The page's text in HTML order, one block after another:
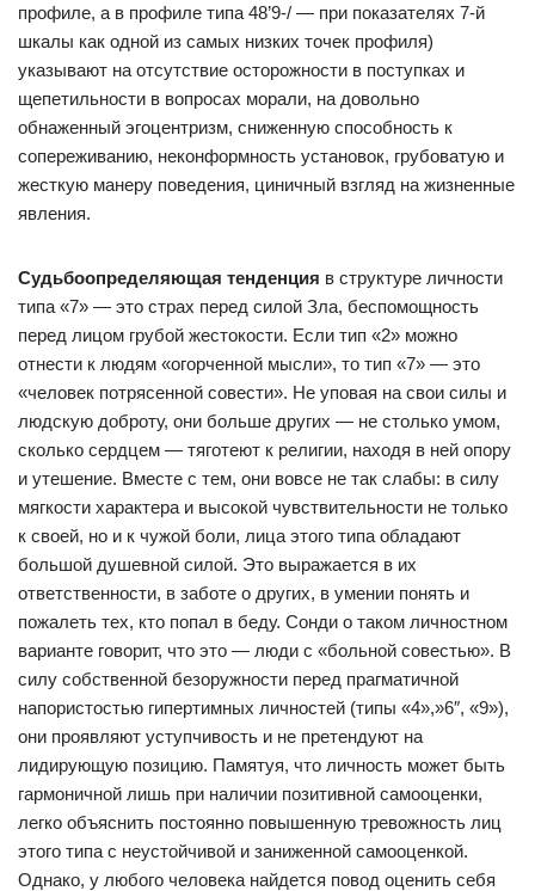
профиле, а в профиле типа 48’9-/ — при показателях 7-й
шкалы как одной из самых низких точек профиля)
указывают на отсутствие осторожности в поступках и
щепетильности в вопросах морали, на довольно
обнаженный эгоцентризм, сниженную способность к
сопереживанию, неконформность установок, грубоватую и
жесткую манеру поведения, циничный взгляд на жизненные
явления.
Судьбоопределяющая тенденция в структуре личности
типа «7» — это страх перед силой Зла, беспомощность
перед лицом грубой жестокости. Если тип «2» можно
отнести к людям «огорченной мысли», то тип «7» — это
«человек потрясенной совести». Не уповая на свои силы и
людскую доброту, они больше других — не столько умом,
сколько сердцем — тяготеют к религии, находя в ней опору
и утешение. Вместе с тем, они вовсе не так слабы: в силу
мягкости характера и высокой чувствительности не только
к своей, но и к чужой боли, лица этого типа обладают
большой душевной силой. Это выражается в их
ответственности, в заботе о других, в умении понять и
пожалеть тех, кто попал в беду. Сонди о таком личностном
варианте говорит, что это — люди с «больной совестью». В
силу собственной безоружности перед прагматичной
напористостью гипертимных личностей (типы «4»,»6″, «9»),
они проявляют уступчивость и не претендуют на
лидирующую позицию. Памятуя, что личность может быть
гармоничной лишь при наличии позитивной самооценки,
легко объяснить постоянно повышенную тревожность лиц
этого типа с неустойчивой и заниженной самооценкой.
Однако, у любого человека найдется повод оценить себя